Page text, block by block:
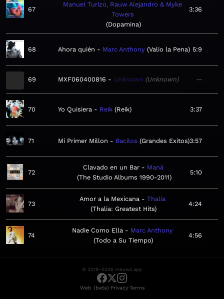
67
Manuel Turizo, Rauw Alejandro & Myke
Towers
Dopamina
3:36
68 Ahora quién Marc Anthony Valio la Pena 5:9
69 MXF060400816 Unknown Unknown —
70 Yo Quisiera Reik Reik 3:37
71 Mi Primer Millon Bacilos Grandes Exitos 3:57
72
Clavado en un Bar
Maná
The Studio Albums 1990-2011
5:10
73
Amor a la Mexicana
Thalía
Thalia: Greatest Hits
4:24
74
Nadie Como Ella
Marc Anthony
Todo a Su Tiempo
4:56
© 2019–2026 meows.app
Web (beta)·Privacy·Terms